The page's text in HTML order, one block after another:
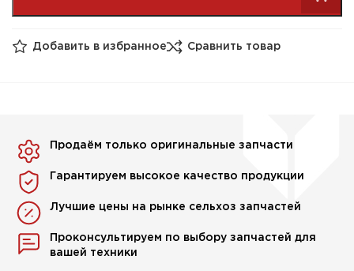
Добавить в избранное Сравнить товар
Продаём только оригинальные запчасти
Гарантируем высокое качество продукции
Лучшие цены на рынке сельхоз запчастей
Проконсультируем по выбору запчастей для
вашей техники